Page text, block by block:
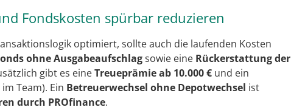
Fondskosten spürbar reduzieren
optimiert, sollte auch die laufenden Kosten
ohne Ausgabeaufschlagsowie eine Rückerstattung der
gibt es eineTreueprämie ab 10.000 € und ein
Team). Ein Betreuerwechsel ohne Depotwechsel ist
durch PROfinance.